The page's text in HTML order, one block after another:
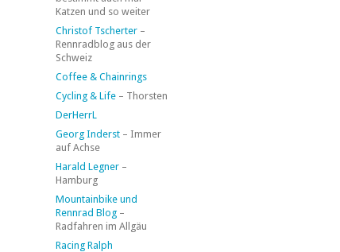
Katzen und so weiter
Christof Tscherter–
Rennradblog aus der
Schweiz
Coffee & Chainrings
Cycling & Life– Thorsten
DerHerrL
Georg Inderst– Immer
auf Achse
Harald Legner–
Hamburg
Mountainbike und
Rennrad Blog–
Radfahren im Allgäu
Racing Ralph